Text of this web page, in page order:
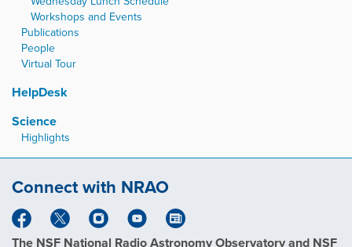
Workshops and Events
Publications
People
Virtual Tour
HelpDesk
Science
Highlights
Connect with NRAO
The NSF National Radio Astronomy Observatory and NSF